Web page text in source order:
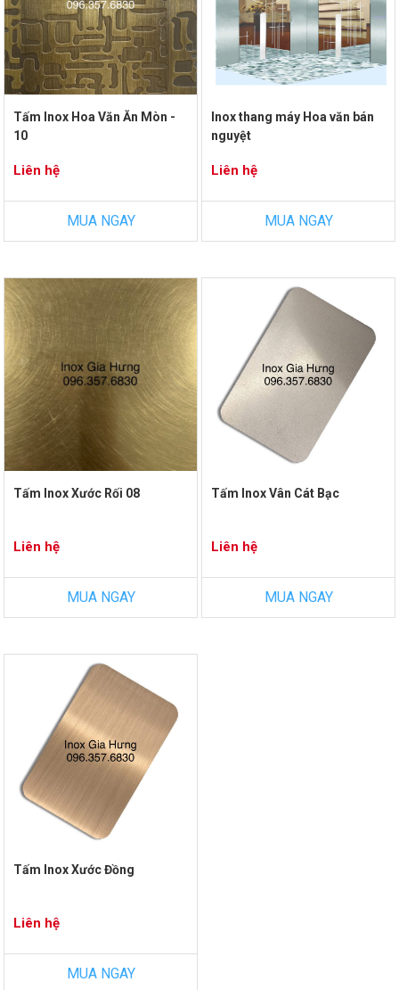
Tấm Inox Hoa Văn Ăn Mòn -
10
Liên hệ
MUA NGAY
Inox thang máy Hoa văn bán
nguyệt
Liên hệ
MUA NGAY
Tấm Inox Xước Rối 08
Liên hệ
MUA NGAY
Tấm Inox Vân Cát Bạc
Liên hệ
MUA NGAY
Tấm Inox Xước Đồng
Liên hệ
MUA NGAY